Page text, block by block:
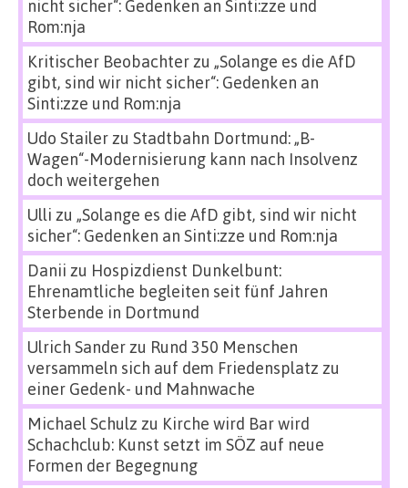
nicht sicher“: Gedenken an Sinti:zze und
Rom:nja
Kritischer Beobachterzu „Solange es die AfD
gibt, sind wir nicht sicher“: Gedenken an
Sinti:zze und Rom:nja
Udo Stailerzu Stadtbahn Dortmund: „B-
Wagen“-Modernisierung kann nach Insolvenz
doch weitergehen
Ulli zu „Solange es die AfD gibt, sind wir nicht
sicher“: Gedenken an Sinti:zze und Rom:nja
Danii zu Hospizdienst Dunkelbunt:
Ehrenamtliche begleiten seit fünf Jahren
Sterbende in Dortmund
Ulrich Sanderzu Rund 350 Menschen
versammeln sich auf dem Friedensplatz zu
einer Gedenk- und Mahnwache
Michael Schulz zu Kirche wird Bar wird
Schachclub: Kunst setzt im SÖZ auf neue
Formen der Begegnung